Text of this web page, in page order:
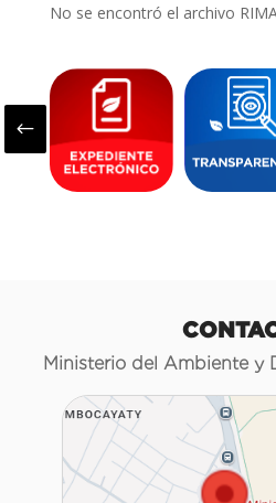
No se encontró el archivo
#
Ministerio del Ambiente y